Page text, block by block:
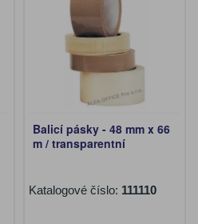
Balicí pásky - 48 mm x 66
m / transparentní
Katalogové číslo: 111110